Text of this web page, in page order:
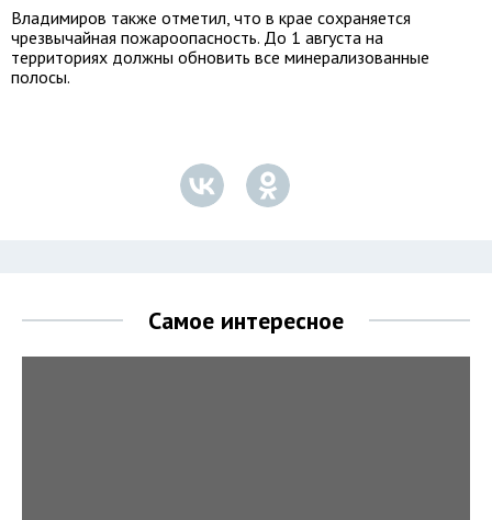
Владимиров также отметил, что в крае сохраняется
чрезвычайная пожароопасность. До 1 августа на
территориях должны обновить все минерализованные
полосы.
Самое интересное